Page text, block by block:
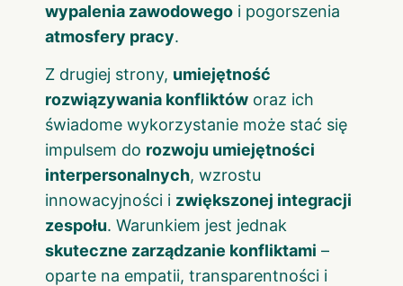
wypalenia zawodowego i pogorszenia
atmosfery pracy.
Z drugiej strony, umiejętność
rozwiązywania konfliktów oraz ich
świadome wykorzystanie może stać się
impulsem do rozwoju umiejętności
interpersonalnych, wzrostu
innowacyjności i zwiększonej integracji
zespołu. Warunkiem jest jednak
skuteczne zarządzanie konfliktami –
oparte na empatii, transparentności i